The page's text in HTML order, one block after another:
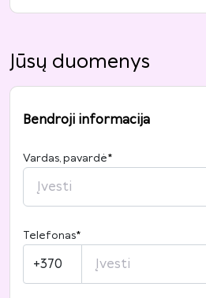
Jūsų duomenys
Bendroji informacija
Vardas, pavardė*
Telefonas*
+370